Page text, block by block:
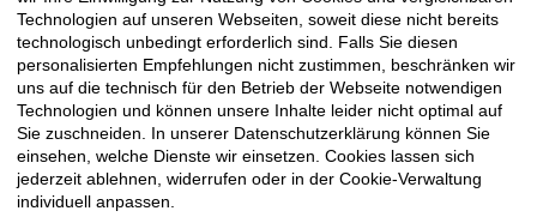
Hand
Neben einer großen Auswahl an verschiedenen Sockelleisten
führen wir ein umfangreiches Zubehör-Sortiment. Hierzu zählen
vor allem clevere Clipsysteme, die Sie im Set inklusive Schrauben
und Dübel bei uns erhalten. Der Vorteil von Befestigungsclips: sie
lassen sich schnell und leicht montieren und gewährleisten
sicheren Halt der Fußleisten. Zusätzlich gibt es zu vielen Profilen
passende Innen- und Außeneckkappen, Eckhölzer und
Technologien auf unseren Webseiten, soweit diese nicht bereits
technologisch unbedingt erforderlich sind. Falls Sie diesen
personalisierten Empfehlungen nicht zustimmen, beschränken wir
uns auf die technisch für den Betrieb der Webseite notwendigen
Technologien und können unsere Inhalte leider nicht optimal auf
Sie zuschneiden. In unserer Datenschutzerklärung können Sie
einsehen, welche Dienste wir einsetzen. Cookies lassen sich
jederzeit ablehnen, widerrufen oder in der Cookie-Verwaltung
individuell anpassen.